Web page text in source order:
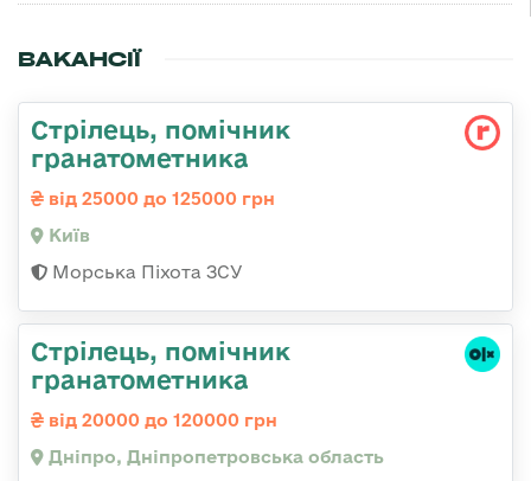
ВАКАНСІЇ
Стpілець, помічник
гpанатометника
від 25000 до 125000 грн
Київ
Морська Піхота ЗСУ
Стрілець, помічник
гранатометника
від 20000 до 120000 грн
Дніпро, Дніпропетровська область